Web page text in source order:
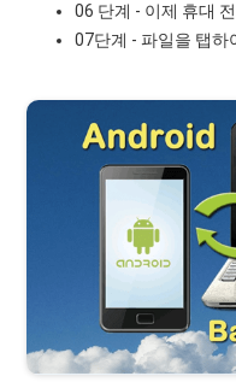
06 단계 - 이제 휴대
07단계 - 파일을 탭하